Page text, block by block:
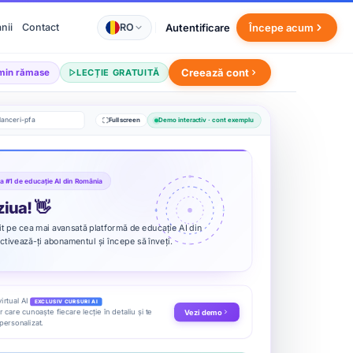
Contact RO Autentificare Începe acum
LECȚIE GRATUITĂ Creează cont
pfa Fullscreen Demo interactiv · cont exemplu
#1 de educație AI din România
👋
pe cea mai avansată platformă de educație AI din
ți abonamentul și începe să înveți.
AI EXCLUSIV CURSURI AI
care cunoaște fiecare lecție în detaliu și te
Vezi demo